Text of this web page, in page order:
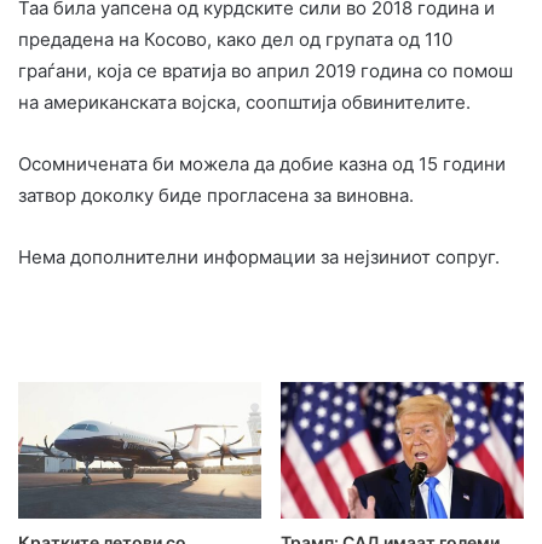
Таа била уапсена од курдските сили во 2018 година и
предадена на Косово, како дел од групата од 110
граѓани, која се вратија во април 2019 година со помош
на американската војска, соопштија обвинителите.
Осомничената би можела да добие казна од 15 години
затвор доколку биде прогласена за виновна.
Нема дополнителни информации за нејзиниот сопруг.